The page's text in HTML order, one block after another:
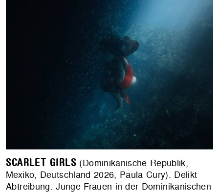
SCARLET GIRLS (Dominikanische Republik,
Mexiko, Deutschland 2026, Paula Cury). Delikt
Abtreibung: Junge Frauen in der Dominikanischen